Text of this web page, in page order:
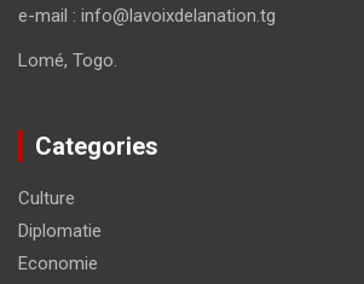
e-mail : info@lavoixdelanation.tg
Lomé, Togo.
Categories
Culture
Diplomatie
Economie